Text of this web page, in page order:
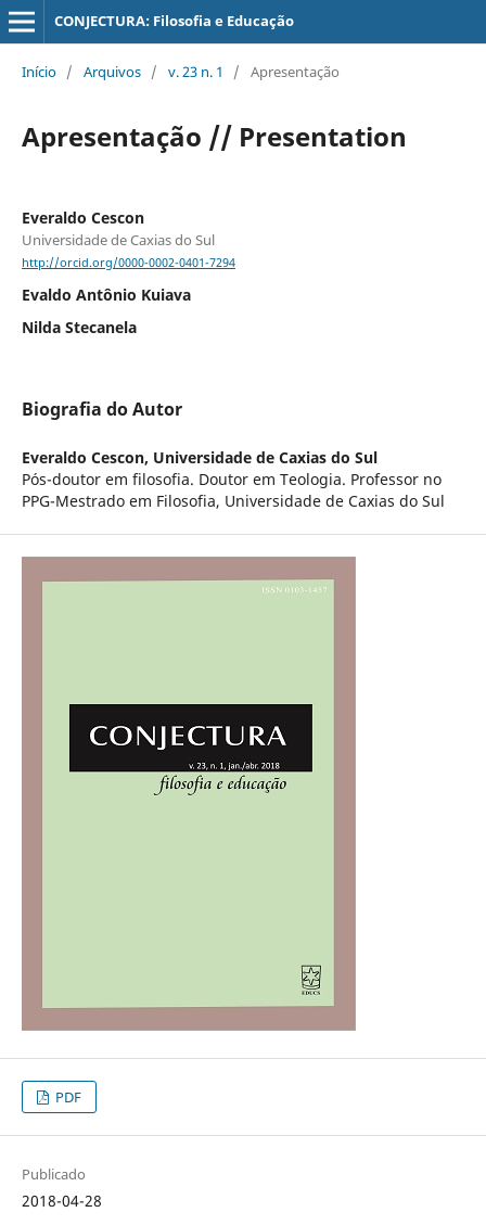
CONJECTURA: Filosofia e Educação
Início / Arquivos / v. 23 n. 1 / Apresentação
Apresentação // Presentation
Everaldo Cescon
Universidade de Caxias do Sul
http://orcid.org/0000-0002-0401-7294
Evaldo Antônio Kuiava
Nilda Stecanela
Biografia do Autor
Everaldo Cescon, Universidade de Caxias do Sul
Pós-doutor em filosofia. Doutor em Teologia. Professor no
PPG-Mestrado em Filosofia, Universidade de Caxias do Sul
PDF
Publicado
2018-04-28